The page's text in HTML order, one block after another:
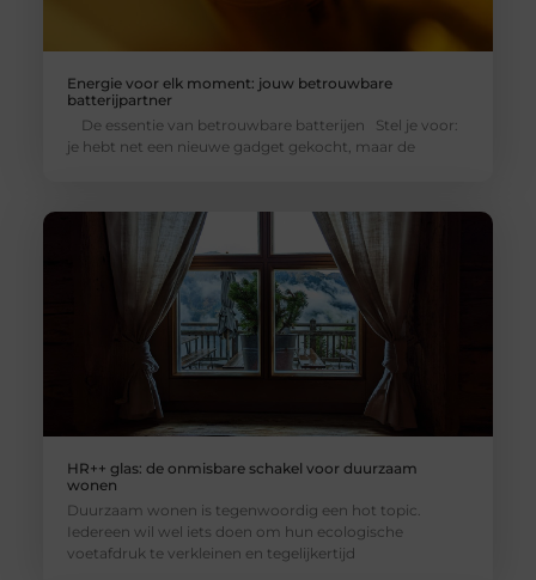
Energie voor elk moment: jouw betrouwbare
batterijpartner
De essentie van betrouwbare batterijen Stel je voor:
je hebt net een nieuwe gadget gekocht, maar de
HR++ glas: de onmisbare schakel voor duurzaam
wonen
Duurzaam wonen is tegenwoordig een hot topic.
Iedereen wil wel iets doen om hun ecologische
voetafdruk te verkleinen en tegelijkertijd